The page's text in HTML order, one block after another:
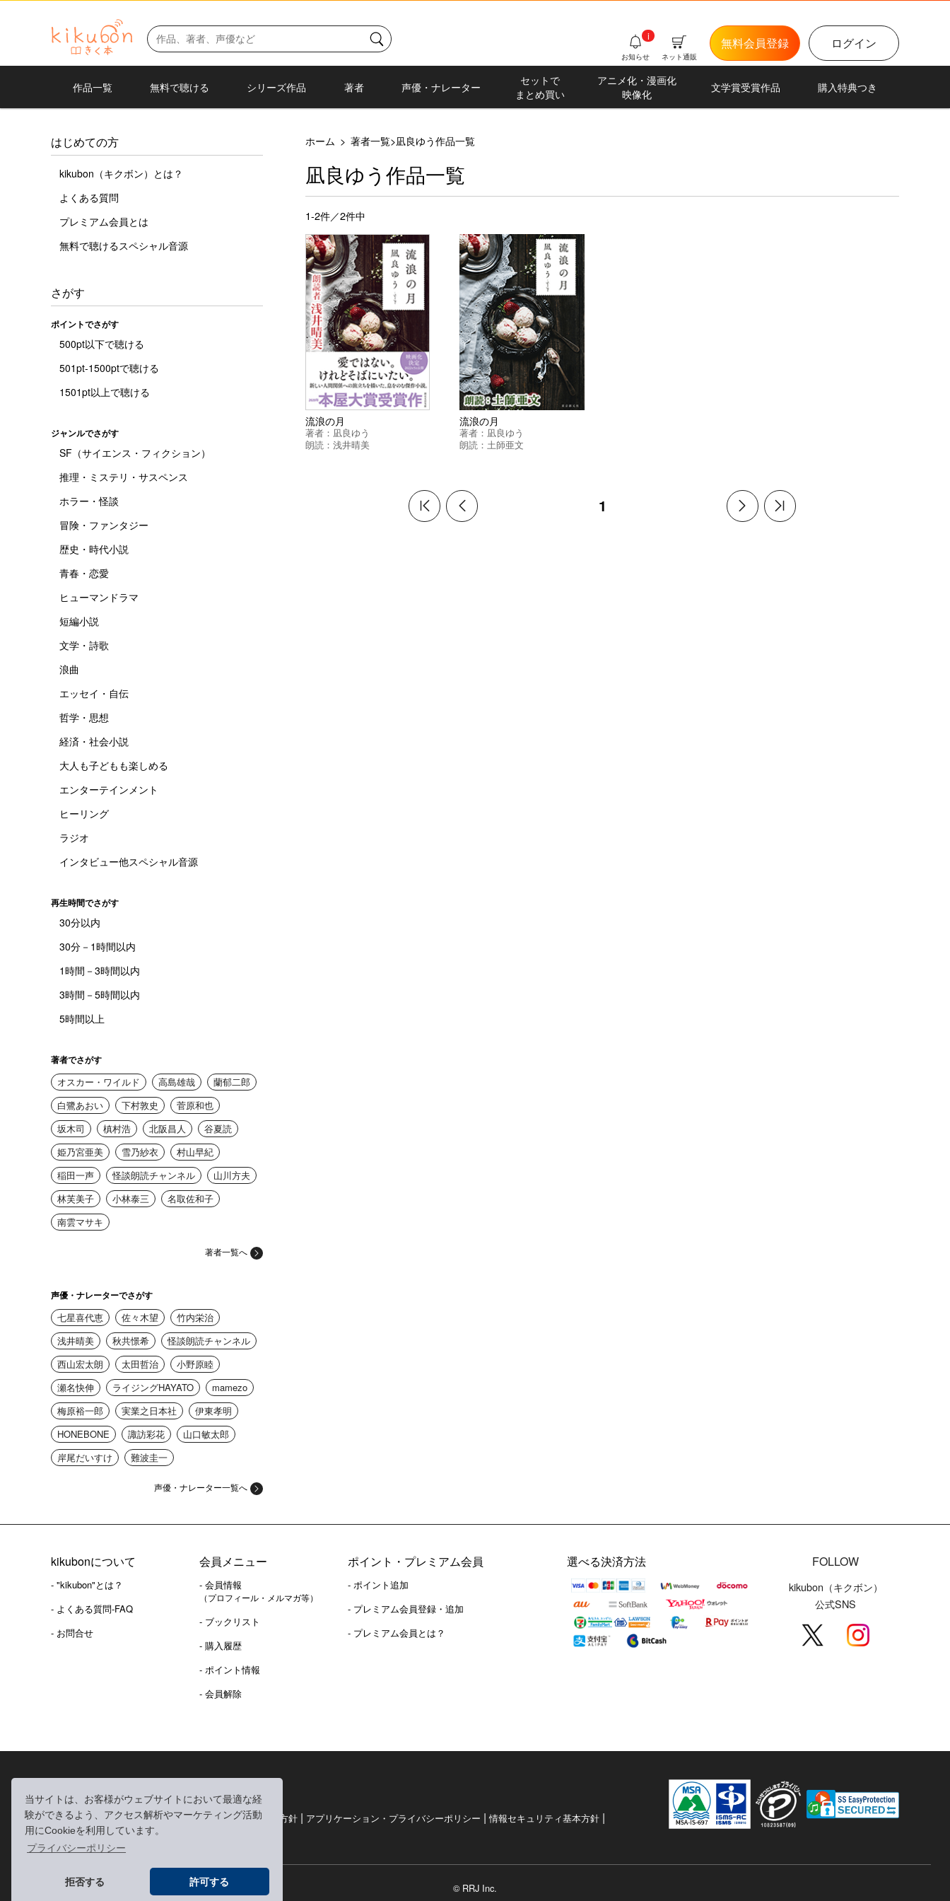
当サイトは、お客様がウェブサイトにおいて最適な経
験ができるよう、アクセス解析やマーケティング活動
用にCookieを利用しています。
プライバシーポリシー
拒否する 許可する
ログイン
無料会員登録
ネット通販
お知らせ
i
作品一覧 無料で聴ける シリーズ作品 著者 声優・ナレーター
セットで
まとめ買い
アニメ化・漫画化
映像化
文学賞受賞作品 購入特典つき
はじめての方
kikubon（キクボン）とは？
よくある質問
プレミアム会員とは
無料で聴けるスペシャル音源
さがす
ポイントでさがす
500pt以下で聴ける
501pt-1500ptで聴ける
1501pt以上で聴ける
ジャンルでさがす
SF（サイエンス・フィクション）
推理・ミステリ・サスペンス
ホラー・怪談
冒険・ファンタジー
歴史・時代小説
青春・恋愛
ヒューマンドラマ
短編小説
文学・詩歌
浪曲
エッセイ・自伝
哲学・思想
経済・社会小説
大人も子どもも楽しめる
エンターテインメント
ヒーリング
ラジオ
インタビュー他スペシャル音源
再生時間でさがす
30分以内
30分－1時間以内
1時間－3時間以内
3時間－5時間以内
5時間以上
著者でさがす
オスカー・ワイルド 高島雄哉
蘭郁二郎
白鷺あおい
下村敦史
菅原和也
坂木司
槙村浩 北阪昌人
谷夏読
姫乃宮亜美
雪乃紗衣
村山早紀
稲田一声
怪談朗読チャンネル
山川方夫
林芙美子
小林泰三
名取佐和子
南雲マサキ
著者一覧へ
声優・ナレーターでさがす
七星喜代恵 佐々木望
竹内栄治
浅井晴美
秋共憬希
怪談朗読チャンネル
西山宏太朗
太田哲治
小野原睦
瀬名快伸
ライジングHAYATO
mamezo
梅原裕一郎
実業之日本社
伊東孝明
HONEBONE
諏訪彩花
山口敏太郎
岸尾だいすけ
難波圭一
声優・ナレーター一覧へ
ホーム > 著者一覧>凪良ゆう作品一覧
凪良ゆう作品一覧
1-2件／2件中
流浪の月
著者： 凪良ゆう
朗読： 浅井晴美
流浪の月
著者： 凪良ゆう
朗読：土師亜文
1
kikubonについて
- "kikubon"とは？
- よくある質問-FAQ
- お問合せ
会員メニュー
- 会員情報
（プロフィール・メルマガ等）
- ブックリスト
- 購入履歴
- ポイント情報
- 会員解除
ポイント・プレミアム会員
- ポイント追加
- プレミアム会員登録・追加
- プレミアム会員とは？
FOLLOW
kikubon（キクボン）
公式SNS
選べる決済方法
利用規約|個人情報の取り扱いについて| 個人情報保護方針 | アプリケーション・プライバシーポリシー |情報セキュリティ基本方針 |
特定商取引法に基づく表記
© RRJ Inc.